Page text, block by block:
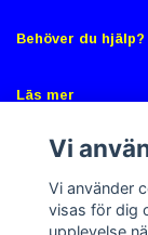
Behöver du hjälp?
Läs mer
Sociala medier
Vi
Vi använder
visas för dig
upplevelse